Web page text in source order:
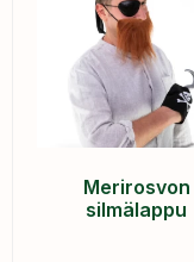
Merirosvon
silmälappu